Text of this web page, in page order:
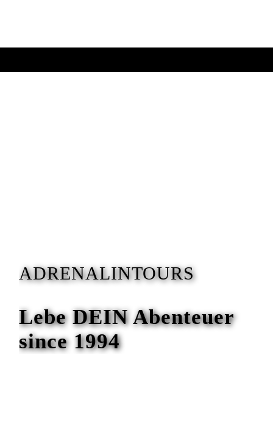
ADRENALINTOURS
Lebe DEIN Abenteuer
since 1994